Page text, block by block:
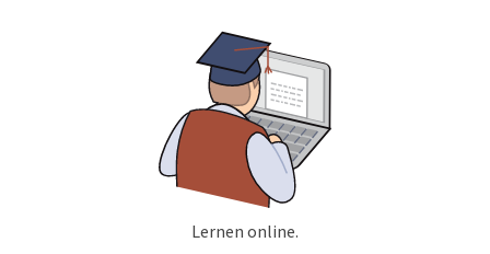
Lernen online.